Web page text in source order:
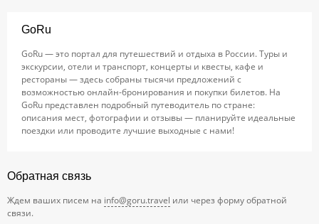
GoRu
GoRu — это портал для путешествий и отдыха в России. Туры и
экскурсии, отели и транспорт, концерты и квесты, кафе и
рестораны — здесь собраны тысячи предложений с
возможностью онлайн-бронирования и покупки билетов. На
GoRu представлен подробный путеводитель по стране:
описания мест, фотографии и отзывы — планируйте идеальные
поездки или проводите лучшие выходные с нами!
Обратная связь
Ждем ваших писем на info@goru.travel или через форму обратной
связи.